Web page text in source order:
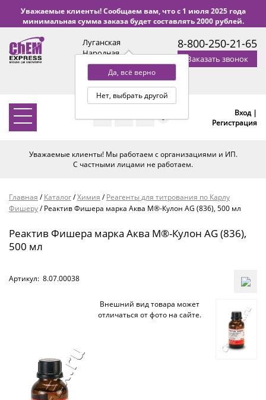
Уважаемые клиенты! Сообщаем вам, что с 1 июля 2025 года
минимальная сумма заказа будет составлять 2000 рублей.
Луганская
Народная
Республика
Да, всё верно
Нет, выбрать другой
с 9:00 до 18:00 по Уфе
(+2 МСК)
8-800-250-21-65
Заказать звонок
0
Вход |
Регистрация
Уважаемые клиенты! Мы работаем с организациями и ИП.
С частными лицами не работаем.
Главная /Каталог/Химия /Реагенты для титрования по Карлу
Фишеру/Реактив Фишера марка Аква М®-Кулон AG (836), 500 мл
Реактив Фишера марка Аква М®-Кулон AG (836),
500 мл
Артикул: 8.07.00038
Внешний вид товара может
отличаться от фото на сайте.